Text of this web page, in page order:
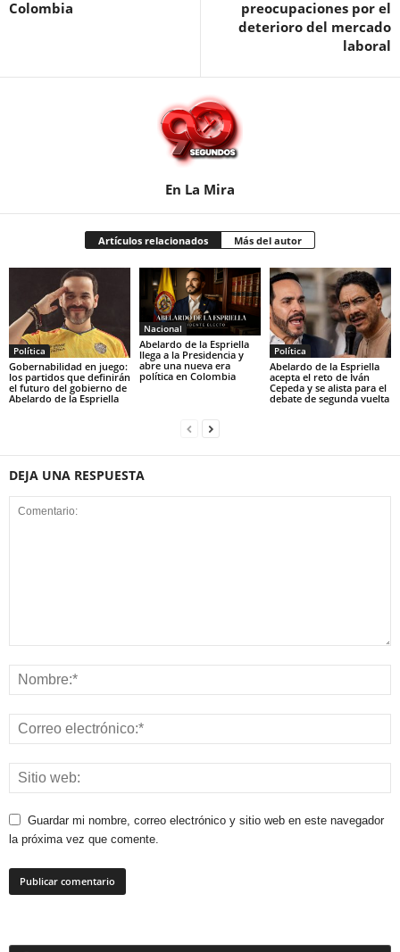
Colombia
preocupaciones por el
deterioro del mercado
laboral
En La Mira
Artículos relacionados Más del autor
Política
Gobernabilidad en juego:
los partidos que definirán
el futuro del gobierno de
Abelardo de la Espriella
Nacional
Abelardo de la Espriella
llega a la Presidencia y
abre una nueva era
política en Colombia
Política
Abelardo de la Espriella
acepta el reto de Iván
Cepeda y se alista para el
debate de segunda vuelta
DEJA UNA RESPUESTA
Guardar mi nombre, correo electrónico y sitio web en este navegador
la próxima vez que comente.